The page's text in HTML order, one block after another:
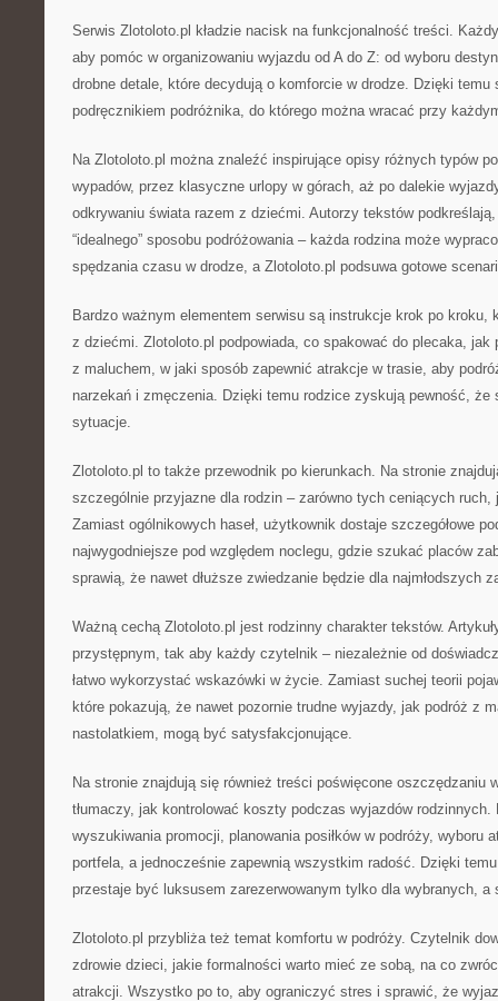
Serwis Zlotoloto.pl kładzie nacisk na funkcjonalność treści.
aby pomóc w organizowaniu wyjazdu od A do Z: od wyboru
drobne detale, które decydują o komforcie w drodze. Dzięki temu
podręcznikiem podróżnika, do którego można wracać przy
Na Zlotoloto.pl można znaleźć inspirujące opisy różnych typów
wypadów, przez klasyczne urlopy w górach, aż po dalekie
odkrywaniu świata razem z dziećmi. Autorzy tekstów
“idealnego” sposobu podróżowania – każda rodzina może
spędzania czasu w drodze, a Zlotoloto.pl podsuwa gotowe
Bardzo ważnym elementem serwisu są instrukcje krok po kroku,
z dziećmi. Zlotoloto.pl podpowiada, co spakować do plecaka, jak
z maluchem, w jaki sposób zapewnić atrakcje w trasie, aby
narzekań i zmęczenia. Dzięki temu rodzice zyskują pewność, że
sytuacje.
Zlotoloto.pl to także przewodnik po kierunkach. Na stronie
szczególnie przyjazne dla rodzin – zarówno tych ceniących
Zamiast ogólnikowych haseł, użytkownik dostaje szczegółowe
najwygodniejsze pod względem noclegu, gdzie szukać placów
sprawią, że nawet dłuższe zwiedzanie będzie dla najmłodszych
Ważną cechą Zlotoloto.pl jest rodzinny charakter tekstów.
przystępnym, tak aby każdy czytelnik – niezależnie od
łatwo wykorzystać wskazówki w życie. Zamiast suchej teorii
które pokazują, że nawet pozornie trudne wyjazdy, jak podróż z
nastolatkiem, mogą być satysfakcjonujące.
Na stronie znajdują się również treści poświęcone oszczędzaniu
tłumaczy, jak kontrolować koszty podczas wyjazdów
wyszukiwania promocji, planowania posiłków w podróży, wyboru
portfela, a jednocześnie zapewnią wszystkim radość. Dzięki
przestaje być luksusem zarezerwowanym tylko dla wybranych, a
Zlotoloto.pl przybliża też temat komfortu w podróży. Czytelnik
zdrowie dzieci, jakie formalności warto mieć ze sobą, na co
atrakcji. Wszystko po to, aby ograniczyć stres i sprawić, że